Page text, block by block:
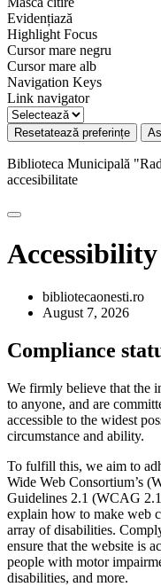
Evidențiază
Highlight Focus
Cursor mare negru
Cursor mare alb
Navigation Keys
Link navigator
Resetatează preferințe
Biblioteca Municipală
accesibilitate
bibliotecaonesti.ro
August 7, 2026
Compliance
We firmly believe that the
to anyone, and are
accessible to the widest
circumstance and ability.
To fulfill this, we aim to
Wide Web Consortium’s
Guidelines 2.1 (WCAG
explain how to make web
array of disabilities.
ensure that the website is
people with motor
disabilities, and more.